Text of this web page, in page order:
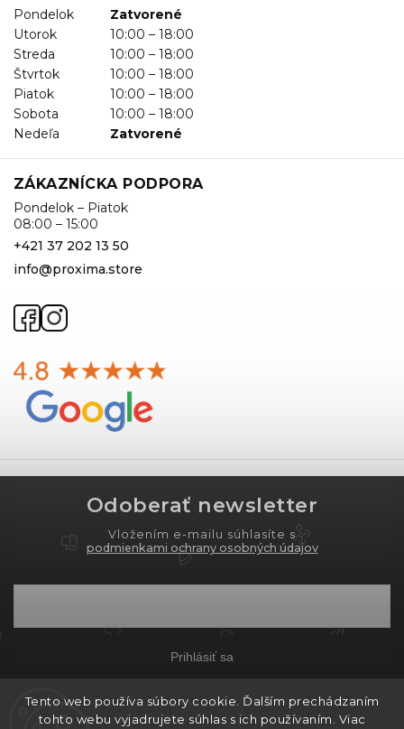
Tento web používa súbory cookie. Ďalším prechádzaním
tohto webu vyjadrujete súhlas s ich používaním. Viac
Pondelok
Zatvorené
Utorok
10:00 – 18:00
Streda
10:00 – 18:00
Štvrtok
10:00 – 18:00
Piatok
10:00 – 18:00
Sobota
10:00 – 18:00
Nedeľa
Zatvorené
ZÁKAZNÍCKA PODPORA
Pondelok – Piatok
08:00 – 15:00
+421 37 202 13 50
info@proxima.store
Odoberať newsletter
Vložením e-mailu súhlasíte s
podmienkami ochrany osobných údajov
Prihlásiť sa